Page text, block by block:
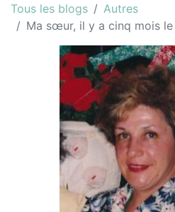
Tous les blogs
Autres
Ma sœur, il y a cinq mois le 29 août 2013 à 22 h 30, tu